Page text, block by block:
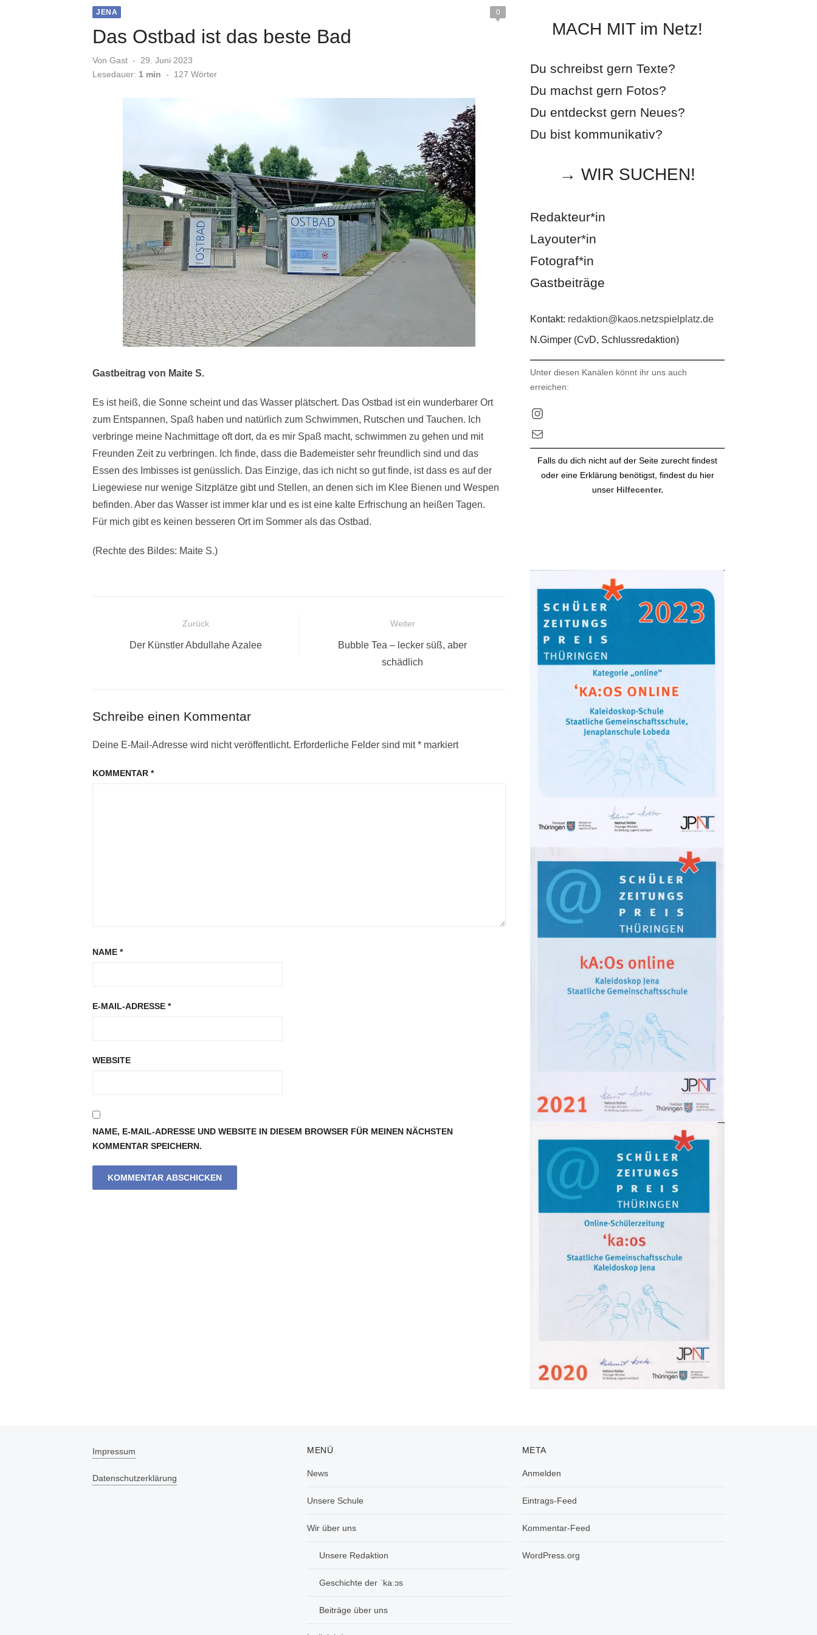
JENA 0
Das Ostbad ist das beste Bad
Von Gast
Veröffentlicht
am
29. Juni 2023
Lesedauer: 1 min - 127 Wörter
Gastbeitrag von Maite S.
Es ist heiß, die Sonne scheint und das Wasser plätschert. Das Ostbad ist ein wunderbarer Ort
zum Entspannen, Spaß haben und natürlich zum Schwimmen, Rutschen und Tauchen. Ich
verbringe meine Nachmittage oft dort, da es mir Spaß macht, schwimmen zu gehen und mit
Freunden Zeit zu verbringen. Ich finde, dass die Bademeister sehr freundlich sind und das
Essen des Imbisses ist genüsslich. Das Einzige, das ich nicht so gut finde, ist dass es auf der
Liegewiese nur wenige Sitzplätze gibt und Stellen, an denen sich im Klee Bienen und Wespen
befinden. Aber das Wasser ist immer klar und es ist eine kalte Erfrischung an heißen Tagen.
Für mich gibt es keinen besseren Ort im Sommer als das Ostbad.
(Rechte des Bildes: Maite S.)
Beitragsnavigation
Zurück
Vorheriger
Der Künstler Abdullahe Azalee
Weiter
Nächster
Bubble Tea – lecker süß, aber
schädlich
Schreibe einen Kommentar
Deine E-Mail-Adresse wird nicht veröffentlicht. Erforderliche Felder sind mit* markiert
KOMMENTAR *
NAME *
E-MAIL-ADRESSE *
WEBSITE
NAME, E-MAIL-ADRESSE UND WEBSITE IN DIESEM BROWSER FÜR MEINEN NÄCHSTEN
KOMMENTAR SPEICHERN.
MACH MIT im Netz!
Du schreibst gern Texte?
Du machst gern Fotos?
Du entdeckst gern Neues?
Du bist kommunikativ?
→ WIR SUCHEN!
Redakteur*in
Layouter*in
Fotograf*in
Gastbeiträge
Kontakt: redaktion@kaos.netzspielplatz.de
N.Gimper (CvD, Schlussredaktion)
Unter diesen Kanälen könnt ihr uns auch
erreichen:
Instagram
E-Mail
Falls du dich nicht auf der Seite zurecht findest
oder eine Erklärung benötigst, findest du hier
unser Hilfecenter.
Impressum
Datenschutzerklärung
MENÜ
News
Unsere Schule
Wir über uns
Unsere Redaktion
Geschichte der ˈkaːɔs
Beiträge über uns
META
Anmelden
Eintrags-Feed
Kommentar-Feed
WordPress.org